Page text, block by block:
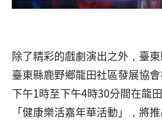
除了精彩的戲劇演出之外，臺
臺東縣鹿野鄉龍田社區發展協
下午1時至下午4時30分間在龍
「健康樂活嘉年華活動」，將